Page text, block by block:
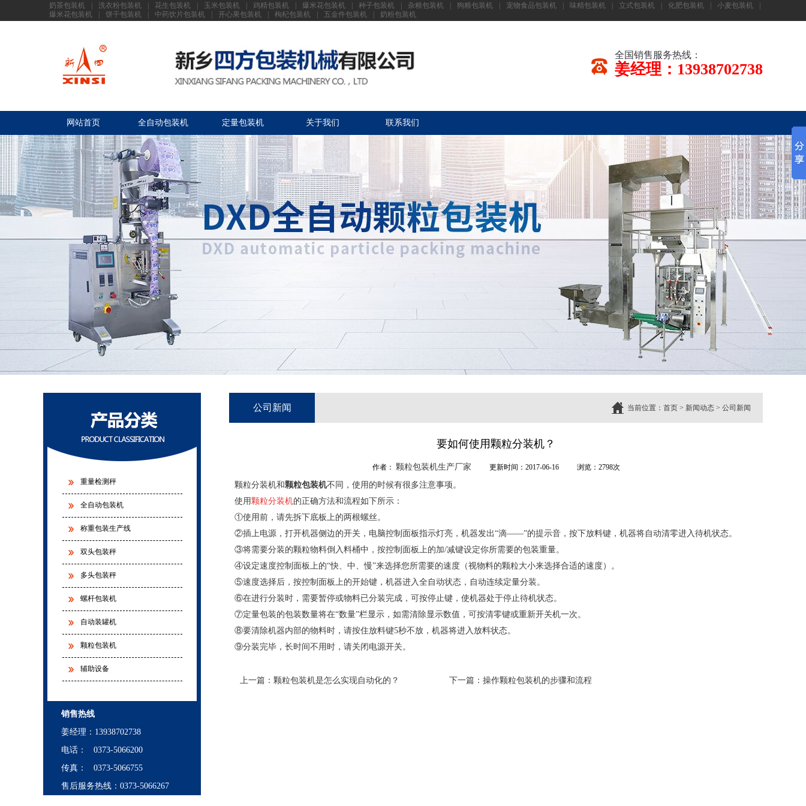
奶茶包装机 洗衣粉包装机 花生包装机 玉米包装机 鸡精包装机 爆米花包装机 种子包装机 杂粮包装机 狗粮包装机 宠物食品包装机 味精包装机 立式包装机 化肥包装机 小麦包装机
爆米花包装机
饼干包装机 中药饮片包装机 开心果包装机 枸杞包装机 五金件包装机 奶粉包装机
全国销售服务热线：
姜经理：13938702738
网站首页 全自动包装机 定量包装机 关于我们 联系我们
重量检测秤
全自动包装机
称重包装生产线
双头包装秤
多头包装秤
螺杆包装机
自动装罐机
颗粒包装机
辅助设备
销售热线
姜经理 ： 13938702738
电话： 0373-5066200
传真： 0373-5066755
售后服务热线：0373-5066267
公司新闻 当前位置： 首页 > 新闻动态 > 公司新闻
要如何使用颗粒分装机？
作者： 颗粒包装机生产厂家 更新时间：2017-06-16 浏览：2798次
颗粒分装机和颗粒包装机不同，使用的时候有很多注意事项。
使用颗粒分装机的正确方法和流程如下所示：
①使用前，请先拆下底板上的两根螺丝。
②插上电源，打开机器侧边的开关，电脑控制面板指示灯亮，机器发出“滴——”的提示音，按下放料键，机器将自动清零进入待机状态。
③将需要分装的颗粒物料倒入料桶中，按控制面板上的加/减键设定你所需要的包装重量。
④设定速度控制面板上的“快、中、慢”来选择您所需要的速度（视物料的颗粒大小来选择合适的速度）。
⑤速度选择后，按控制面板上的开始键，机器进入全自动状态，自动连续定量分装。
⑥在进行分装时，需要暂停或物料已分装完成，可按停止键，使机器处于停止待机状态。
⑦定量包装的包装数量将在“数量”栏显示，如需清除显示数值，可按清零键或重新开关机一次。
⑧要清除机器内部的物料时，请按住放料键5秒不放，机器将进入放料状态。
⑨分装完毕，长时间不用时，请关闭电源开关。
上一篇： 颗粒包装机是怎么实现自动化的？ 下一篇： 操作颗粒包装机的步骤和流程